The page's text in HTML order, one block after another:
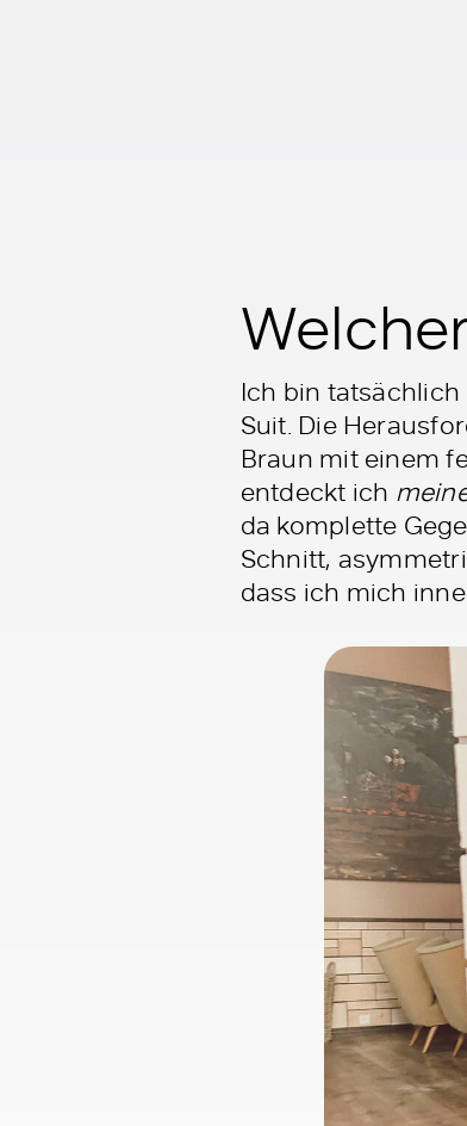
Ich bin
Suit. Die
Braun mit einem
entdeckt ich
da komplette
Schnitt,
dass ich mich